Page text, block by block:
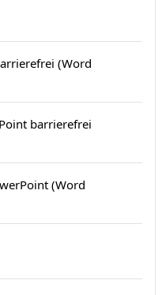
(Word
barrierefrei
(Word